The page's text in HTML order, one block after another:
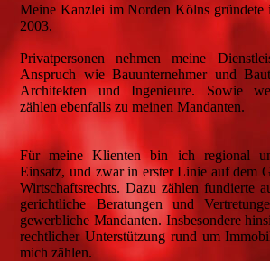
Meine Kanzlei im Norden Kölns gründete
2003.
Privatpersonen nehmen meine
Anspruch wie Bauunternehmer und
Architekten und Ingenieure. Sowie
zählen ebenfalls zu meinen Mandanten.
Für meine Klienten bin ich regional
Einsatz, und zwar in erster Linie auf dem
Wirtschaftsrechts. Dazu zählen fundierte
gerichtliche Beratungen und
gewerbliche Mandanten. Insbesondere
rechtlicher Unterstützung rund um
mich zählen.